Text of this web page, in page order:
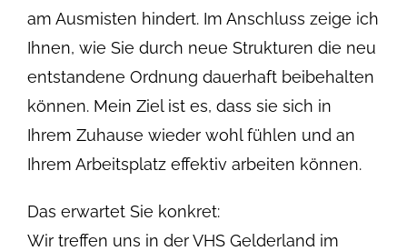
am Ausmisten hindert. Im Anschluss zeige ich
Ihnen, wie Sie durch neue Strukturen die neu
entstandene Ordnung dauerhaft beibehalten
können. Mein Ziel ist es, dass sie sich in
Ihrem Zuhause wieder wohl fühlen und an
Ihrem Arbeitsplatz effektiv arbeiten können.
Das erwartet Sie konkret:
Wir treffen uns in der VHS Gelderland im